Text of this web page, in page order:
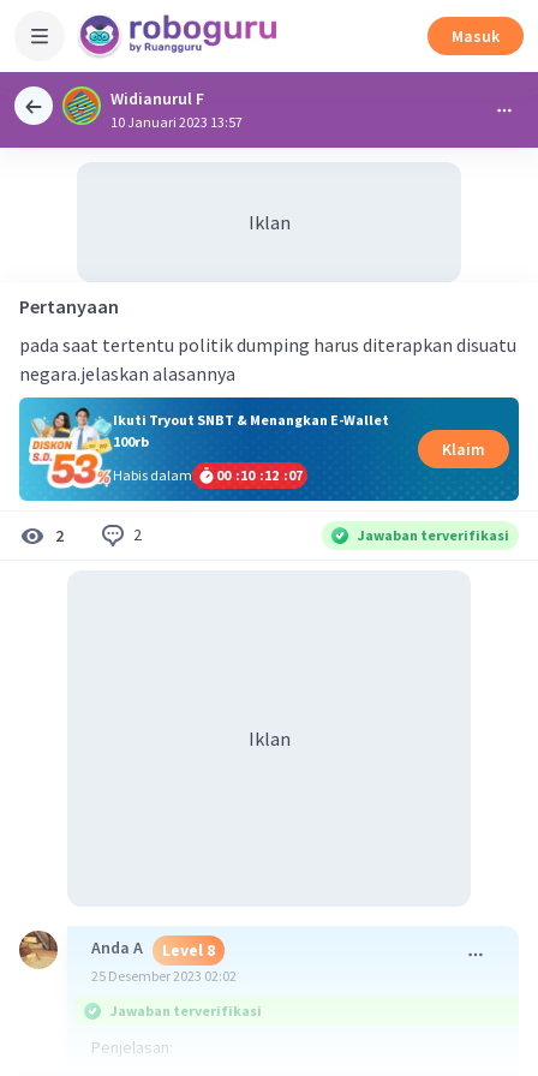
Masuk
Widianurul F
10 Januari 2023 13:57
Iklan
Pertanyaan
pada saat tertentu politik dumping harus diterapkan disuatu
negara.jelaskan alasannya
Ikuti Tryout SNBT & Menangkan E-Wallet
100rb
Habis dalam
00 :10 :12 :07
Klaim
2 2 Jawaban terverifikasi
Iklan
Anda A Level 8
25 Desember 2023 02:02
Jawaban terverifikasi
Penjelasan: